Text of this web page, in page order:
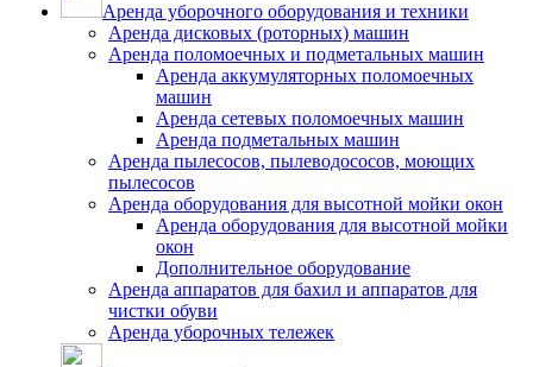
Аренда уборочного оборудования и техники
Аренда дисковых (роторных) машин
Аренда поломоечных и подметальных машин
Аренда аккумуляторных поломоечных
машин
Аренда сетевых поломоечных машин
Аренда подметальных машин
Аренда пылесосов, пылеводососов, моющих
пылесосов
Аренда оборудования для высотной мойки окон
Аренда оборудования для высотной мойки
окон
Дополнительное оборудование
Аренда аппаратов для бахил и аппаратов для
чистки обуви
Аренда уборочных тележек